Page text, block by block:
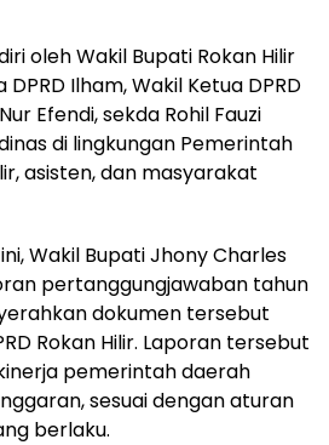
oleh Wakil Bupati Rokan Hilir
Ilham, Wakil Ketua DPRD
Efendi, sekda Rohil Fauzi
di lingkungan Pemerintah
asisten, dan masyarakat
Wakil Bupati Jhony Charles
pertanggungjawaban tahun
dokumen tersebut
Rokan Hilir. Laporan tersebut
pemerintah daerah
sesuai dengan aturan
berlaku.